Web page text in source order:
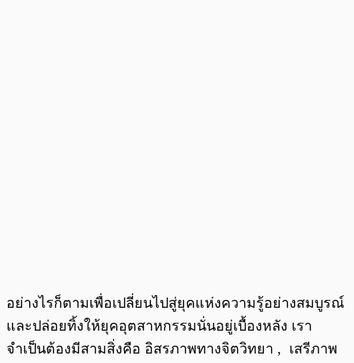
อย่างไรก็ตามเพื่อเปลี่ยนไปสู่ยุคแห่งความรู้อย่างสมบูรณ์
และปล่อยทิ้งให้ยุคอุตสาหกรรมนั่นอยู่เบื้องหลัง เรา
จำเป็นต้องมีสามสิ่งคือ อิสรภาพทางจิตวิทยา , เสรีภาพ